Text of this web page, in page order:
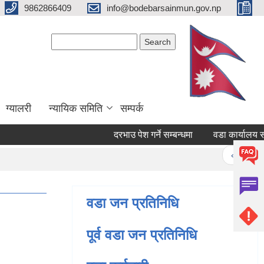
9862866409 info@bodebarsainmun.gov.np
ग्यालरी न्यायिक समिति सम्पर्क
दरभाउ पेश गर्ने सम्बन्धमा वडा कार्यालय सबै
« first
वडा जन प्रतिनिधि
पूर्व वडा जन प्रतिनिधि